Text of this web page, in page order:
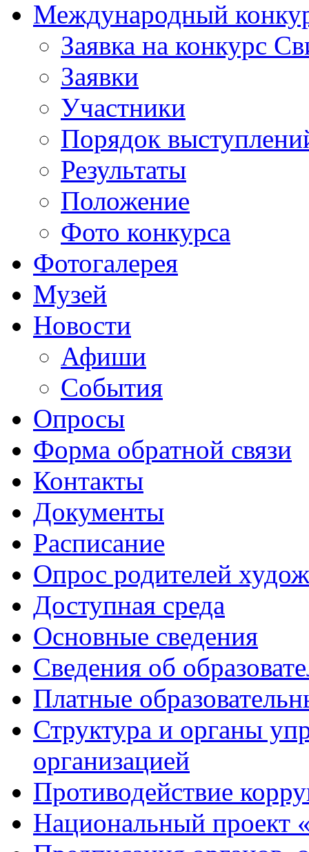
Международный
Заявка на конкурс
Заявки
Участники
Порядок
Результаты
Положение
Фото конкурса
Фотогалерея
Музей
Новости
Афиши
События
Опросы
Форма обратной связи
Контакты
Документы
Расписание
Опрос родителей
Доступная среда
Основные сведения
Сведения об
Платные
Структура и органы
организацией
Противодействие
Национальный проект